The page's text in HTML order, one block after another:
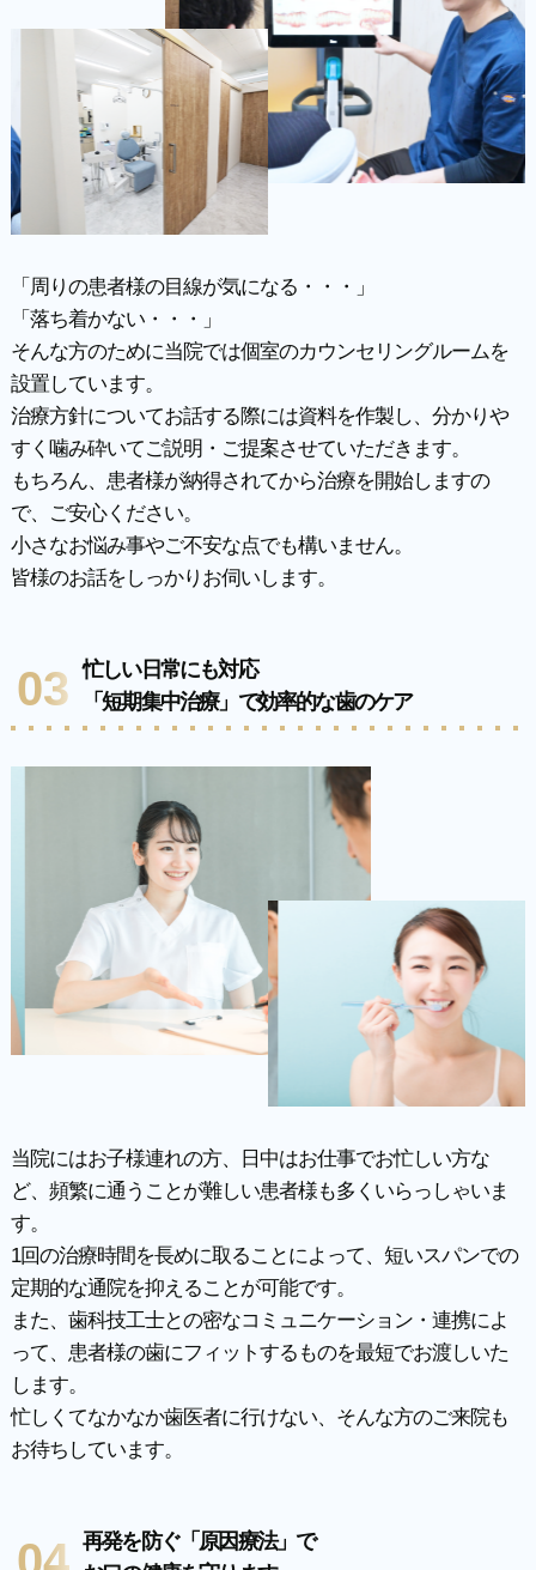
「周りの患者様の目線が気になる・・・」
「落ち着かない・・・」
そんな方のために当院では個室のカウンセリングルームを
設置しています。
治療方針についてお話する際には資料を作製し、分かりや
すく噛み砕いてご説明・ご提案させていただきます。
もちろん、患者様が納得されてから治療を開始しますの
で、ご安心ください。
小さなお悩み事やご不安な点でも構いません。
皆様のお話をしっかりお伺いします。
03 忙しい日常にも対応
「短期集中治療」で効率的な歯のケア
当院にはお子様連れの方、日中はお仕事でお忙しい方な
ど、頻繁に通うことが難しい患者様も多くいらっしゃいま
す。
1回の治療時間を長めに取ることによって、短いスパンでの
定期的な通院を抑えることが可能です。
また、歯科技工士との密なコミュニケーション・連携によ
って、患者様の歯にフィットするものを最短でお渡しいた
します。
忙しくてなかなか歯医者に行けない、そんな方のご来院も
お待ちしています。
再発を防ぐ「原因療法」で